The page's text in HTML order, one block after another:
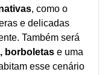
, como o
e delicadas
Também será
borboletas e uma
esse cenário